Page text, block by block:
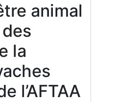
animal
la
l’AFTAA